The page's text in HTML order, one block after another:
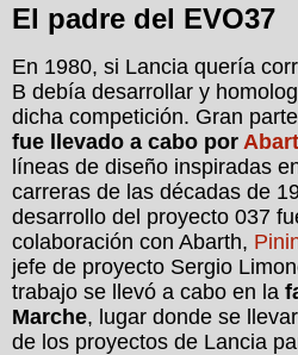
El padre del EVO37
En 1980, si Lancia quería
B debía desarrollar y
dicha competición. Gran
fue llevado a cabo por
líneas de diseño inspiradas
carreras de las décadas de
desarrollo del proyecto 037
colaboración con Abarth,
jefe de proyecto Sergio
trabajo se llevó a cabo en la
Marche, lugar donde se
de los proyectos de Lancia